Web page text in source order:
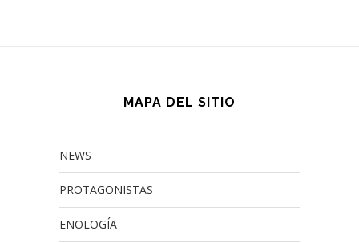
MAPA DEL SITIO
NEWS
PROTAGONISTAS
ENOLOGÍA